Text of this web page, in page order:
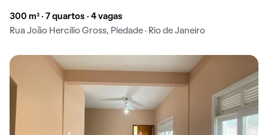
300 m² · 7 quartos · 4 vagas
Rua João Hercílio Gross, Piedade · Rio de Janeiro